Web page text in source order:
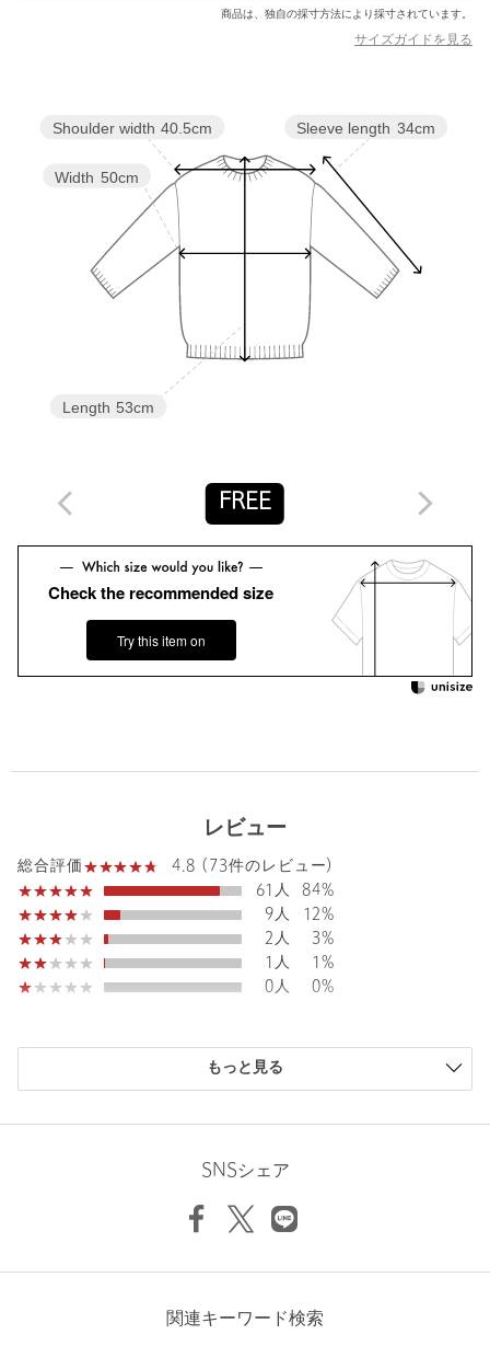
ルーズな組織のもの、表面に糸が浮き出ているものは、ちょっと
した不注意から“引っかけ”てしまいがちです。
・着用時にベルト、バッグや周囲の壁など、表面の粗いものとの
摩擦や引っかかりに注意して下さい。
・洗濯の際、他のものとの引っかかりに注意して下さい。
※商品に「取り扱い上の注意書き」、「洗濯表示」がございます
場合は、使用前に必ずご確認ください。
※商品画像は、光の当たり具合やパソコンなどの閲覧環境によ
り、実際の色味と異なって見える場合がございます。あらかじめ
※商品の色味の目安は、商品単体の画像をご参照ください。
店舗へお問い合わせの際は、全国のUNITED ARROWS各店舗ま
注文キャンセル 対象商品
返品等について
対象外商品 裾上げについて
タイプ WOMEN
原産国 中国製
商品は、独自の採寸方法により採寸されています。
サイズガイドを見る
Sleeve length 34cm
Length 53cm
Width 50cm
Shoulder width 40.5cm
FREE
Check the recommended size
Try this item on
レビュー
総合評価
4.8 (73件のレビュー)
61人
84%
9人
12%
2人
3%
1人
1%
0人
0%
ニックネーム： Lala
もっと見る
SNSシェア
関連キーワード検索